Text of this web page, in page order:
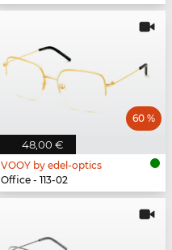
48,00 €
60 %
VOOY by edel-optics
Office - 113-02